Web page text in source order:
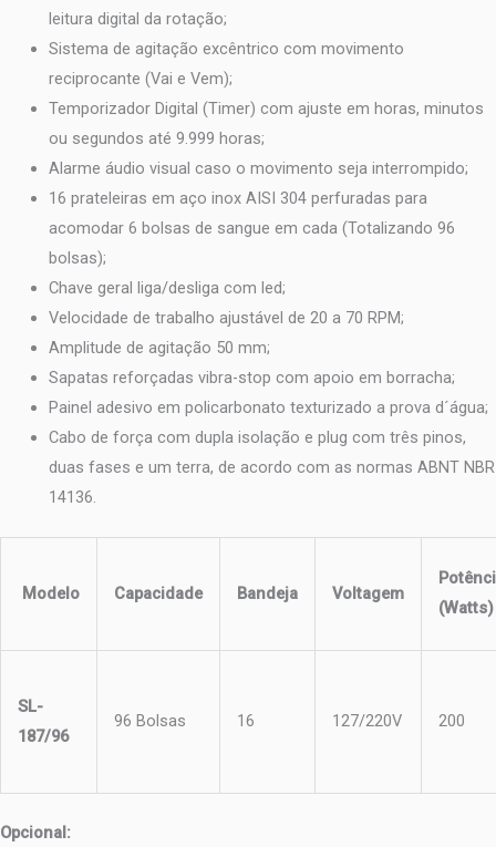
leitura digital da rotação;
Sistema de agitação excêntrico com movimento
reciprocante (Vai e Vem);
Temporizador Digital (Timer) com ajuste em horas, minutos
ou segundos até 9.999 horas;
Alarme áudio visual caso o movimento seja interrompido;
16 prateleiras em aço inox AISI 304 perfuradas para
acomodar 6 bolsas de sangue em cada (Totalizando 96
bolsas);
Chave geral liga/desliga com led;
Velocidade de trabalho ajustável de 20 a 70 RPM;
Amplitude de agitação 50 mm;
Sapatas reforçadas vibra-stop com apoio em borracha;
Painel adesivo em policarbonato texturizado a prova d´água;
Cabo de força com dupla isolação e plug com três pinos,
duas fases e um terra, de acordo com as normas ABNT NBR
14136.
Modelo Capacidade Bandeja Voltagem
(Watts)
SL-
187/96
96 Bolsas 16 127/220V 200
Opcional: